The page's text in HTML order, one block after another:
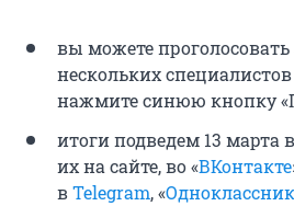
вы можете проголосовать
нескольких
нажмите синюю кнопку
итоги подведем 13 марта
их на сайте, во «ВКонтакте
вTelegram, «